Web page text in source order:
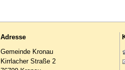
Adresse
Gemeinde Kronau
Kirrlacher Straße 2